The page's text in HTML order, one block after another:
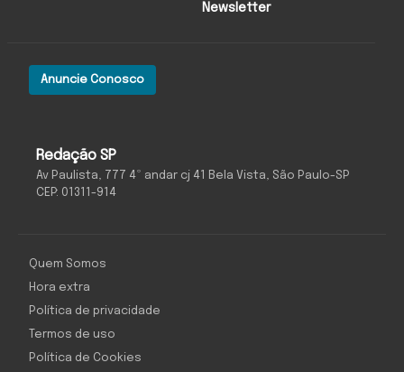
Redação SP
Av Paulista, 777 4º andar cj 41 Bela Vista, São Paulo-SP
CEP: 01311-914
Anuncie Conosco
Newsletter
Quem Somos
Hora extra
Política de privacidade
Termos de uso
Política de Cookies